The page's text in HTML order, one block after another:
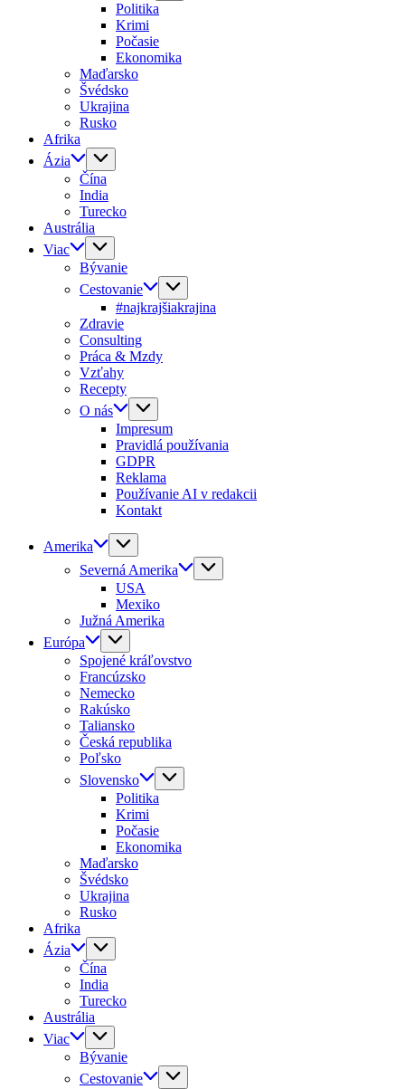
Politika
Krimi
Počasie
Ekonomika
Maďarsko
Švédsko
Ukrajina
Rusko
Afrika
Ázia
Čína
India
Turecko
Austrália
Viac
Bývanie
Cestovanie
#najkrajšiakrajina
Zdravie
Consulting
Práca & Mzdy
Vzťahy
Recepty
O nás
Impresum
Pravidlá používania
GDPR
Reklama
Používanie AI v redakcii
Kontakt
Amerika
Severná Amerika
USA
Mexiko
Južná Amerika
Európa
Spojené kráľovstvo
Francúzsko
Nemecko
Rakúsko
Taliansko
Česká republika
Poľsko
Slovensko
Politika
Krimi
Počasie
Ekonomika
Maďarsko
Švédsko
Ukrajina
Rusko
Afrika
Ázia
Čína
India
Turecko
Austrália
Viac
Bývanie
Cestovanie